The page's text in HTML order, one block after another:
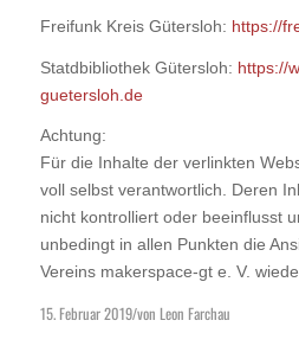
Freifunk Kreis Gütersloh: https://
Statdbibliothek Gütersloh: https://
guetersloh.de
Achtung:
Für die Inhalte der verlinkten
voll selbst verantwortlich. Deren
nicht kontrolliert oder beeinflusst
unbedingt in allen Punkten die
Vereins makerspace-gt e. V.
15. Februar 2019/von Leon Farchau